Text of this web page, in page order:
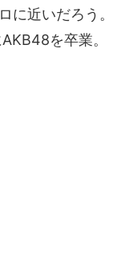
に近いだろう。
を卒業。